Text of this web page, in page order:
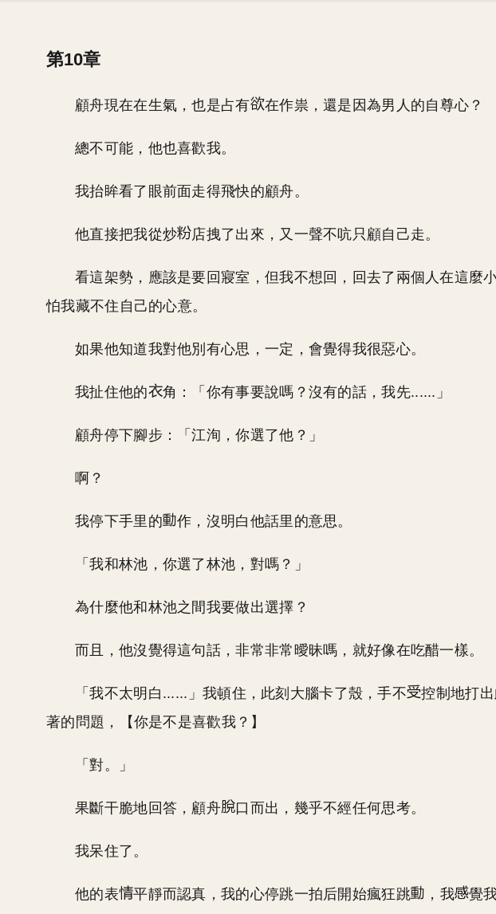
第10章
顧舟現在在生氣，也是占有 在作祟，還是因為男人的自尊心？
總不可能，他也喜歡我。
我抬眸看了眼前面走得飛快的顧舟。
他直接把我從炒 店拽了出來，又一聲不吭只顧自己走。
看這架勢，應該是要回寢室，但我不想回，回去了兩個人在這麼
怕我藏不住自己的心意。
如果他知道我對他別有心思，一定，會覺得我很惡心。
我扯住他的 角：「你有事要說嗎？沒有的話，我先......」
顧舟停下腳步：「江洵，你選了他？」
啊？
我停下手里的 作，沒明白他話里的意思。
「我和林池，你選了林池，對嗎？」
為什麼他和林池之間我要做出選擇？
而且，他沒覺得這句話，非常非常曖昧嗎，就好像在吃醋一樣。
「我不太明白......」我頓住，此刻大腦卡了殼，手不
控制地打
著的問題，【你是不是喜歡我？】
「對。」
果斷干脆地回答，顧舟 口而出，幾乎不經任何思考。
我呆住了。
他的表 平靜而認真，我的心停跳一拍后開始瘋狂跳 ，我
覺